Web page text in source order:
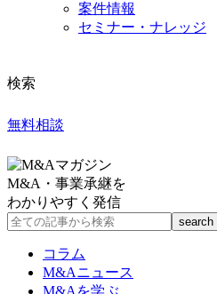
案件情報
セミナー・ナレッジ
検索
無料相談
M&A・事業承継を
わかりやすく発信
コラム
M&Aニュース
M&Aを学ぶ